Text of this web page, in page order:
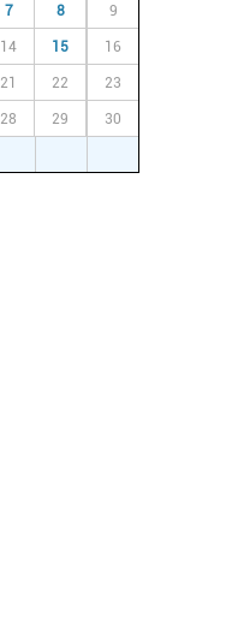
7 8 9
14 15 16
21 22 23
28 29 30